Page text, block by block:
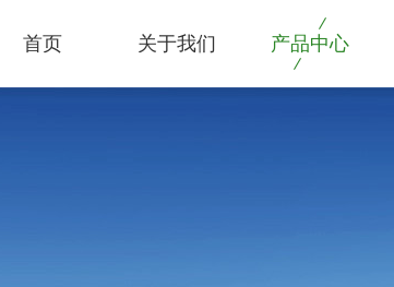
首页 关于我们 产品中心